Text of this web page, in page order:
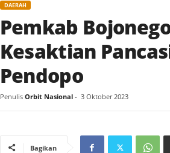
DAERAH
Pemkab
Kesaktian
Pendopo
Penulis Orbit Nasional- 3 Oktober 2023
Bagikan